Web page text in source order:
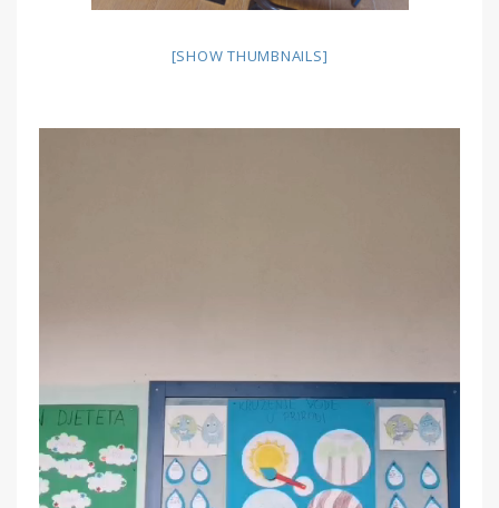
[SHOW THUMBNAILS]